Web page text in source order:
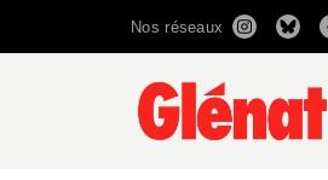
Nos réseaux